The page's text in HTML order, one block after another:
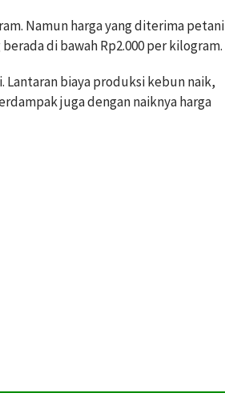
Namun harga yang diterima petani
di bawah Rp2.000 per kilogram.
biaya produksi kebun naik,
juga dengan naiknya harga